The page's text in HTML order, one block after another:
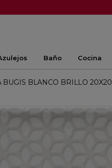
Baño Cocina
BUGIS BLANCO BRILLO 20X20